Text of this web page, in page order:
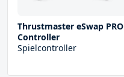
Thrustmaster eSwap PRO
Controller
Spielcontroller